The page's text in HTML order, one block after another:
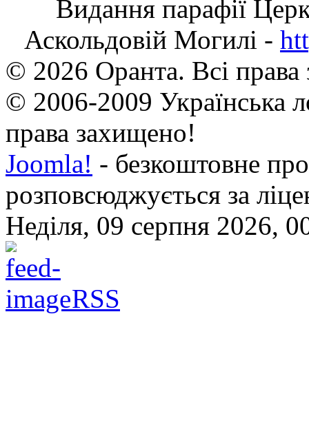
Видання парафії
Аскольдовій Могилі -
© 2026 Оранта. Всі
© 2006-2009 Українська
права захищено!
Joomla! - безкоштовне
розповсюджується за
Неділя, 09 серпня 2026,
RSS